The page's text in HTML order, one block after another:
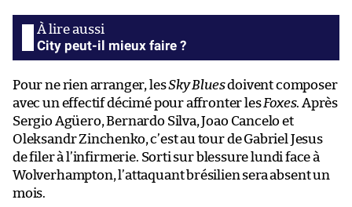
City peut-il mieux faire ?
Pour ne rien arranger, lesSky Bluesdoivent composer
avec un effectif décimé pour affronter lesFoxes. Après
Sergio Agüero, Bernardo Silva, Joao Cancelo et
Oleksandr Zinchenko, c’est au tour de Gabriel Jesus
de filer à l’infirmerie. Sorti sur blessure lundi face à
Wolverhampton, l’attaquant brésilien sera absent un
mois.